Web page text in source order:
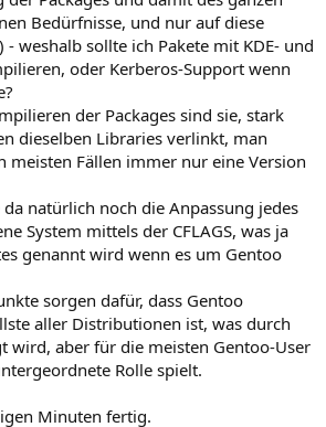
Bedürfnisse, und nur auf diese
- weshalb sollte ich Pakete mit KDE- und
oder Kerberos-Support wenn
der Packages sind sie, stark
dieselben Libraries verlinkt, man
meisten Fällen immer nur eine Version
natürlich noch die Anpassung jedes
System mittels der CFLAGS, was ja
genannt wird wenn es um Gentoo
sorgen dafür, dass Gentoo
aller Distributionen ist, was durch
wird, aber für die meisten Gentoo-User
Rolle spielt.
Minuten fertig.